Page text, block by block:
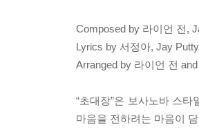
Composed by 라이언 전,
Lyrics by 서정아, Jay
Arranged by 라이언 전
“초대장”은 보사노바 스
마음을 전하려는 마음이